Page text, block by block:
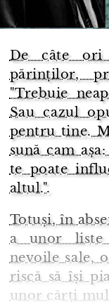
De câte
părinților,
"Trebuie
Sau cazul
pentru tine.
sună cam
te poate
altul.".
Totuși, în
a unor liste
nevoile sale,
riscă să își
unor cărți